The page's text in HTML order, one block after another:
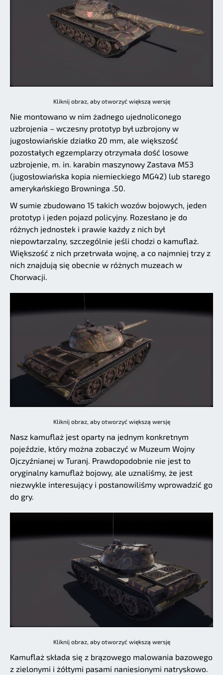
Kliknij obraz, aby otworzyć większą wersję
Nie montowano w nim żadnego ujednoliconego
uzbrojenia – wczesny prototyp był uzbrojony w
jugosłowiańskie działko 20 mm, ale większość
pozostałych egzemplarzy otrzymała dość losowe
uzbrojenie, m. in. karabin maszynowy Zastava M53
(jugosłowiańska kopia niemieckiego MG42) lub starego
amerykańskiego Browninga .50.
W sumie zbudowano 15 takich wozów bojowych, jeden
prototyp i jeden pojazd policyjny. Rozesłano je do
różnych jednostek i prawie każdy z nich był
niepowtarzalny, szczególnie jeśli chodzi o kamuflaż.
Większość z nich przetrwała wojnę, a co najmniej trzy z
nich znajdują się obecnie w różnych muzeach w
Chorwacji.
Kliknij obraz, aby otworzyć większą wersję
Nasz kamuflaż jest oparty na jednym konkretnym
pojeździe, który można zobaczyć w Muzeum Wojny
Ojczyźnianej w Turanj. Prawdopodobnie nie jest to
oryginalny kamuflaż bojowy, ale uznaliśmy, że jest
niezwykle interesujący i postanowiliśmy wprowadzić go
do gry.
Kliknij obraz, aby otworzyć większą wersję
Kamuflaż składa się z brązowego malowania bazowego
z zielonymi i żółtymi pasami naniesionymi natryskowo.